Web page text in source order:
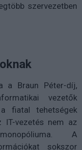
szervezetben
a Braun Péter-díj,
vezetők
fiatal tehetségek
IT-vezetés nem az
A
sokszor